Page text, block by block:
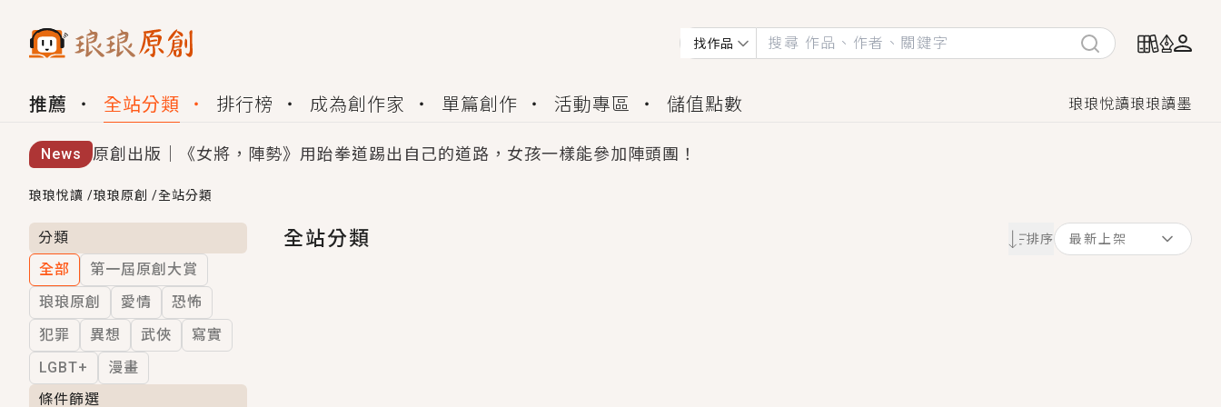
找作品
推薦 全站分類 排行榜 成為創作家 單篇創作 活動專區 儲值點數 琅琅悅讀琅琅讀墨
News 原創出版｜《女將，陣勢》用跆拳道踢出自己的道路，女孩一樣能參加陣頭團！
創,作家招募｜華文小說創作首選！有機會獲得豐富廣宣資源、專屬服務與獨享福利！
小編心動書單｜《離婚你提的，二婚嫁大佬，你哭什麼？》追妻火葬場！前夫失憶移情別戀，她頭也不回找新歡，他居然還後悔了？
GL｜《夏日與檸檬與重疊世界》炎熱的夏日、檸檬的香氣、互相愛慕的兩位少女，今夏最推純愛GL漫畫！
BL｜《費洛蒙中毒》救命！特殊費洛蒙體質世界觀，無法抗拒的吸引力，已中毒Σ>―(〃°ω°〃)♡→
OMG你嚇到我了｜《陰陽鬼店》上班族買了房子模型，但現實中買下的竟是屬於他的停屍櫃？！
言情｜《國語推行員》每個人心中都有一個連自己也無法改變的永恆， 他的一生將不由自主追逐著她……
琅琅悅讀 /琅琅原創 /全站分類
分類
全部
第一屆原創大賞
琅琅原創
愛情
恐怖
犯罪
異想 武俠
寫實
LGBT+
漫畫
條件篩選
全站分類 排序 最新上架